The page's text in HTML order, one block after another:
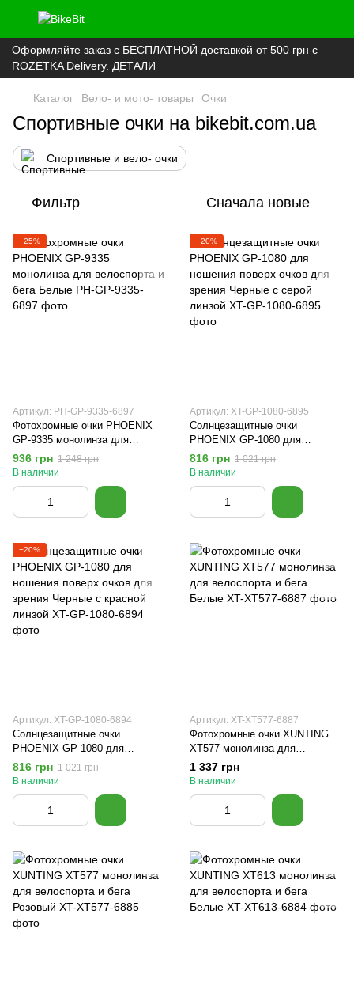
Оформляйте заказ с БЕСПЛАТНОЙ доставкой от 500 грн с
ROZETKA Delivery. ДЕТАЛИ
Каталог Вело- и мото- товары Очки
Спортивные очки на bikebit.com.ua
Спортивные и вело- очки
Фильтр Сначала новые
−25%
Артикул: PH-GP-9335-6897
Фотохромные очки PHOENIX
GP-9335 монолинза для
велоспорта и бега Белые
936 грн 1 248 грн
В наличии
−20%
Артикул: XT-GP-1080-6895
Солнцезащитные очки
PHOENIX GP-1080 для
ношения поверх очков для
зрения Черные с серой линзой
816 грн 1 021 грн
В наличии
−20%
Артикул: XT-GP-1080-6894
Солнцезащитные очки
PHOENIX GP-1080 для
ношения поверх очков для
зрения Черные с красной
816 грн 1 021 грн
В наличии
Артикул: XT-XT577-6887
Фотохромные очки XUNTING
XT577 монолинза для
велоспорта и бега Белые
1 337 грн
В наличии